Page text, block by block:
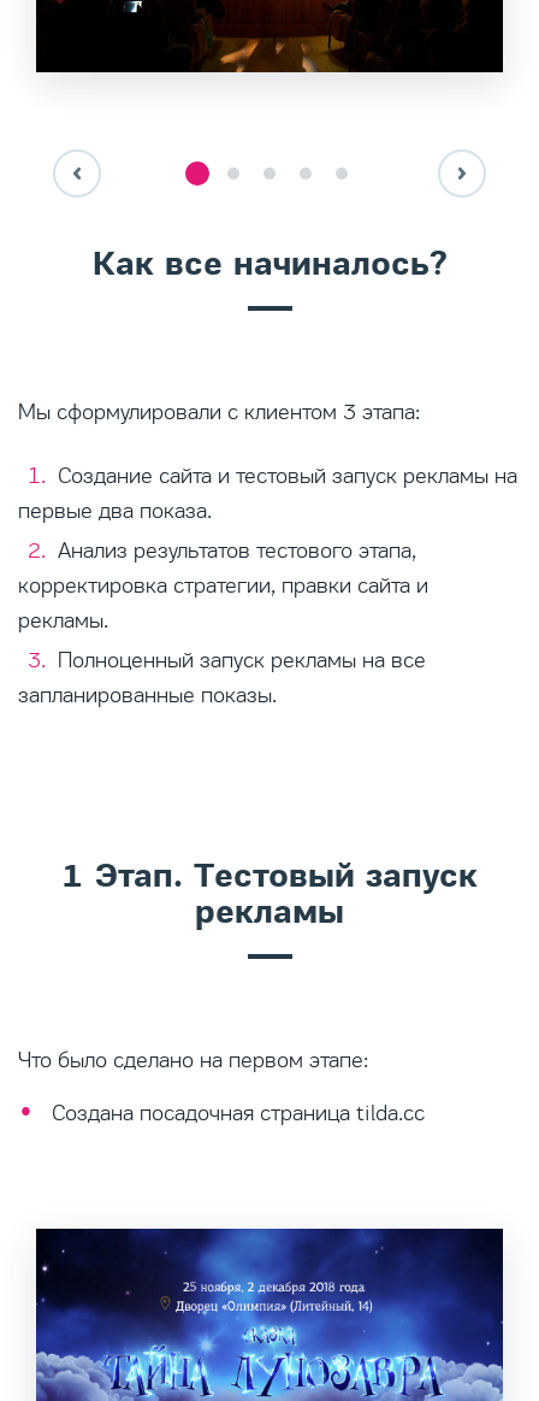
Как все начиналось?
Мы сформулировали с клиентом 3 этапа:
Создание сайта и тестовый запуск рекламы на
первые два показа.
Анализ результатов тестового этапа,
корректировка стратегии, правки сайта и
рекламы.
Полноценный запуск рекламы на все
запланированные показы.
1 Этап. Тестовый запуск
рекламы
Что было сделано на первом этапе:
Создана посадочная страница tilda.cc